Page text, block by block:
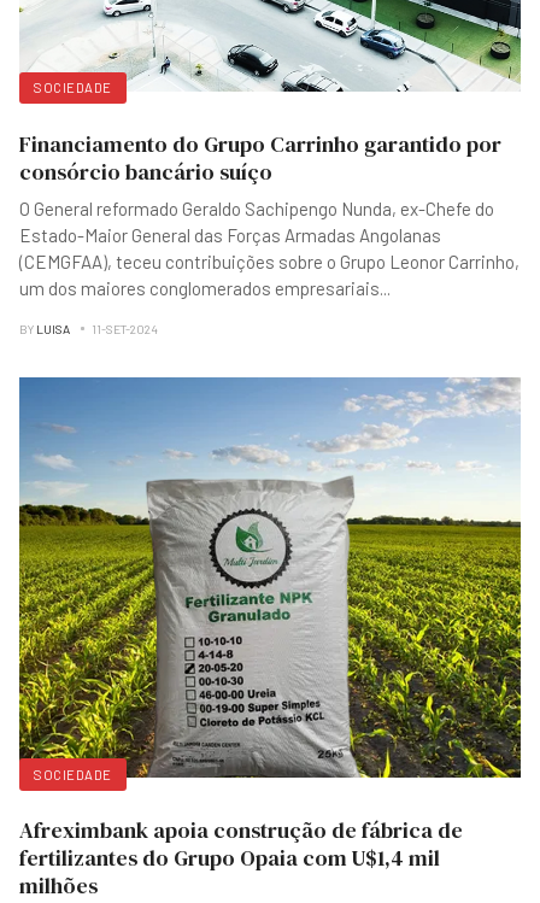
SOCIEDADE
Financiamento do Grupo Carrinho garantido por
consórcio bancário suíço
O General reformado Geraldo Sachipengo Nunda, ex-Chefe do
Estado-Maior General das Forças Armadas Angolanas
(CEMGFAA), teceu contribuições sobre o Grupo Leonor Carrinho,
um dos maiores conglomerados empresariais
BY LUISA 11-SET-2024
SOCIEDADE
Afreximbank apoia construção de fábrica de
fertilizantes do Grupo Opaia com U$1,4 mil
milhões